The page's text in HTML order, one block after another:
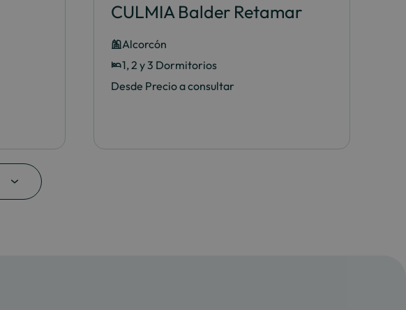
CULMIA Balder Retamar
Alcorcón
1, 2 y 3 Dormitorios
Desde Precio a consultar